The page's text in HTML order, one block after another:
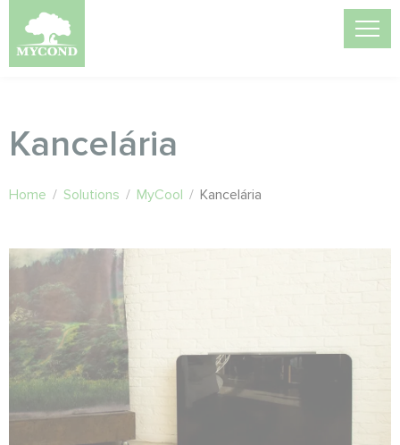
Kancelária
Home / Solutions / MyCool / Kancelária